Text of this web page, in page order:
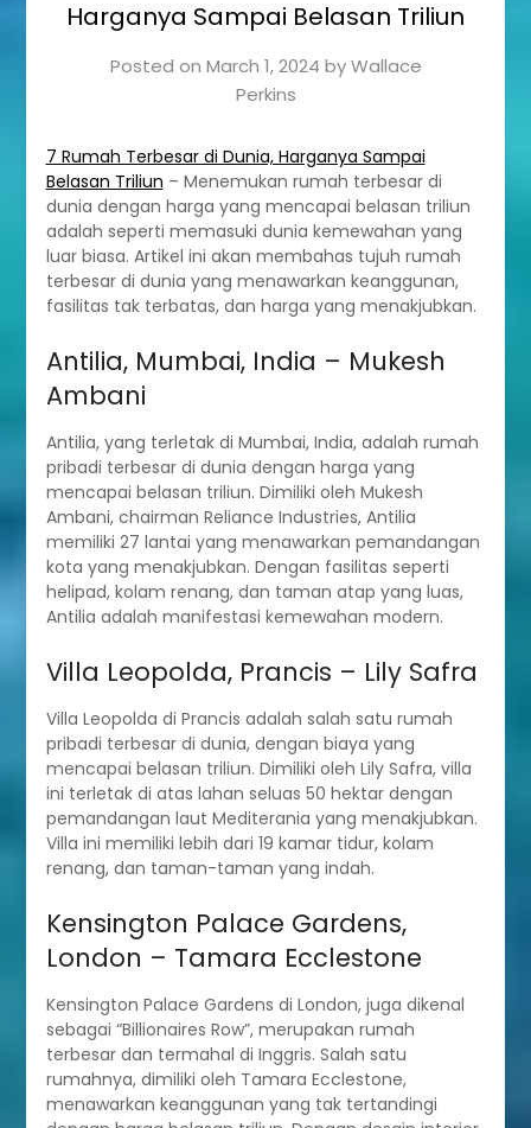
Harganya Sampai Belasan Triliun
Posted on March 1, 2024 byWallace
Perkins
7 Rumah Terbesar di Dunia, Harganya Sampai
Belasan Triliun – Menemukan rumah terbesar di
dunia dengan harga yang mencapai belasan triliun
adalah seperti memasuki dunia kemewahan yang
luar biasa. Artikel ini akan membahas tujuh rumah
terbesar di dunia yang menawarkan keanggunan,
fasilitas tak terbatas, dan harga yang menakjubkan.
Antilia, Mumbai, India – Mukesh
Ambani
Antilia, yang terletak di Mumbai, India, adalah rumah
pribadi terbesar di dunia dengan harga yang
mencapai belasan triliun. Dimiliki oleh Mukesh
Ambani, chairman Reliance Industries, Antilia
memiliki 27 lantai yang menawarkan pemandangan
kota yang menakjubkan. Dengan fasilitas seperti
helipad, kolam renang, dan taman atap yang luas,
Antilia adalah manifestasi kemewahan modern.
Villa Leopolda, Prancis – Lily Safra
Villa Leopolda di Prancis adalah salah satu rumah
pribadi terbesar di dunia, dengan biaya yang
mencapai belasan triliun. Dimiliki oleh Lily Safra, villa
ini terletak di atas lahan seluas 50 hektar dengan
pemandangan laut Mediterania yang menakjubkan.
Villa ini memiliki lebih dari 19 kamar tidur, kolam
renang, dan taman-taman yang indah.
Kensington Palace Gardens,
London – Tamara Ecclestone
Kensington Palace Gardens di London, juga dikenal
sebagai “Billionaires Row”, merupakan rumah
terbesar dan termahal di Inggris. Salah satu
rumahnya, dimiliki oleh Tamara Ecclestone,
menawarkan keanggunan yang tak tertandingi